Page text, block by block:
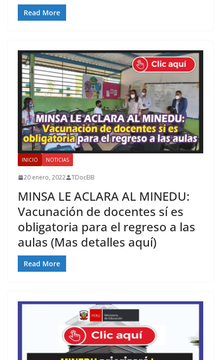
Read More
INICIO NOTICIAS
20 enero, 2022 TDocEIB
MINSA LE ACLARA AL MINEDU:
Vacunación de docentes sí es
obligatoria para el regreso a las
aulas (Mas detalles aquí)
Read More